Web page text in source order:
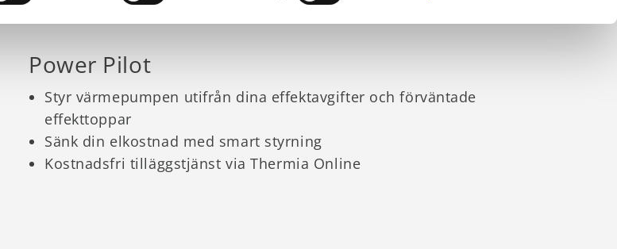
Power Pilot
Styr värmepumpen utifrån dina effektavgifter och förväntade
effekttoppar
Sänk din elkostnad med smart styrning
Kostnadsfri tilläggstjänst via Thermia Online